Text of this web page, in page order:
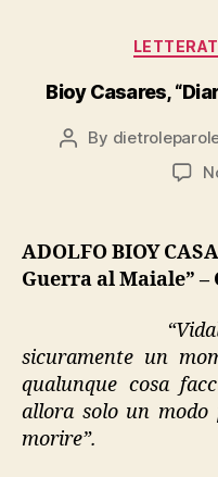
Bioy Casares,
Post
By
ADOLFO BIOY
Guerra al Maiale”
sicuramente un
qualunque cosa
allora solo un modo
morire”.